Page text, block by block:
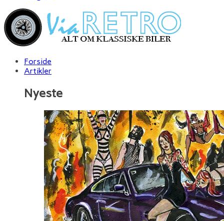
Forside
Artikler
Nyeste